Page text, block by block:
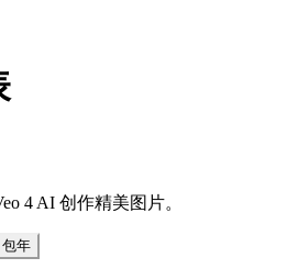
4 AI 创作精美图片。
包年